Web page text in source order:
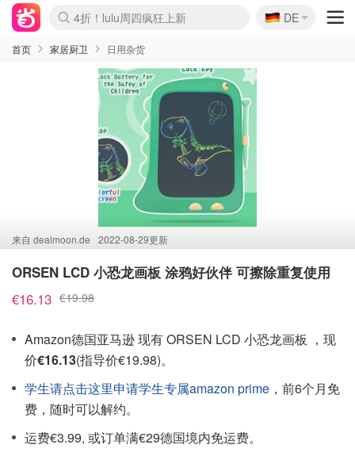
Boticinal 夏促开抢！
4折！lulu周四疯狂上新
还没结束！&OtherStories大促
Joybuy变相75折 随时失效
速领！Stanley独家85折
疑似霸哥！Camper额外叠85折
Zalando 奥莱闪促！每日更新
Moncler反季囤！5折起+叠9折
Coach Brooklyn仅€192
🇩🇪
DE
首页 家居厨卫 日用杂货
来自 dealmoon.de 2022-08-29更新
ORSEN LCD 小恐龙画板 涂鸦好伙伴 可擦除重复使用
€16.13 €19.98
Amazon德国亚马逊 现有 ORSEN LCD 小恐龙画板 ，现
价€16.13(指导价€19.98)。
学生请点击这里申请学生专属amazon prime ，前6个月免
费，随时可以解约。
运费€3.99, 或订单满€29德国境内免运费。